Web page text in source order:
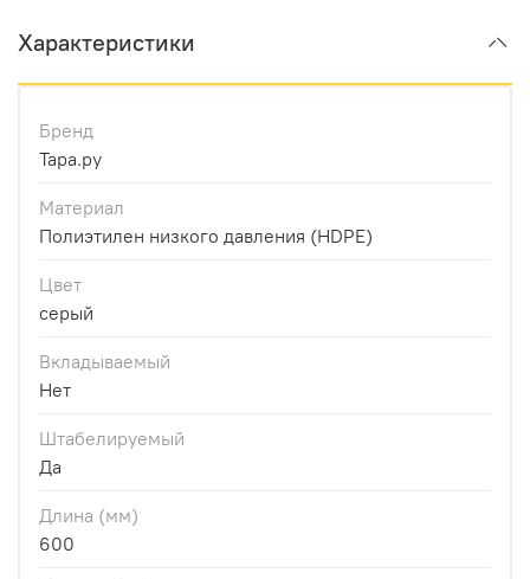
Характеристики
Бренд
Тара.ру
Материал
Полиэтилен низкого давления (HDPE)
Цвет
серый
Вкладываемый
Нет
Штабелируемый
Да
Длина (мм)
600